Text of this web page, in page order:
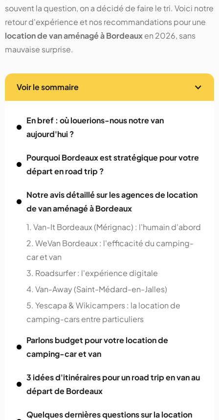
souvent la question, on a décidé de faire le tri. Voici notre
retour d'expérience et nos recommandations pour une
location de van aménagé à Bordeauxen 2026, sans
mauvaise surprise.
Voir le sommaire
En bref : où louerions-nous notre van
aujourd'hui ?
Pourquoi Bordeaux est stratégique pour votre
départ en road trip ?
Notre avis détaillé sur les agences de location
de van aménagé à Bordeaux
1. Van-It Bordeaux (Mérignac) : l'humain d'abord
2. WeVan Bordeaux : l'efficacité du camping-
car et van
3. Roadsurfer : l'expérience digitale
4. Van-Away (Saint-Médard-en-Jalles)
5. Yescapa & Wikicampers : la location de
camping-cars entre particuliers
Parlons budget pour votre location de
camping-car et van
3 idées d'itinéraires pour un road trip en van au
départ de Bordeaux
Quelques dernières questions sur la location